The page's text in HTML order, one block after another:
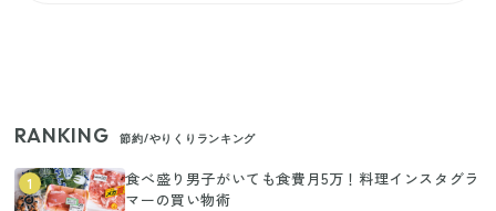
RANKING 節約/やりくりランキング
1
食べ盛り男子がいても食費月5万！料理インスタグラ
マーの買い物術